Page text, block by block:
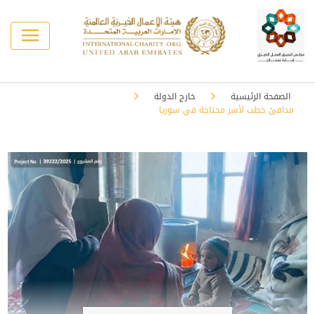
الصفحة الرئيسية
خارج الدولة
مدافئ حطب لأسر محتاجة في سوريا